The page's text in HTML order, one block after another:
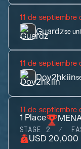
11 de septiembre
Guardzse
11 de septiembre
Dov2hkiin
11 de septiembre
1 Place
STAGE 2
USD 20,000